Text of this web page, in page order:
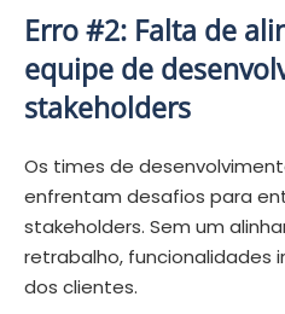
Erro #2: Falta de
equipe de
stakeholders
Os times de
enfrentam desafios para
stakeholders. Sem um
retrabalho, funcionalidades
dos clientes.